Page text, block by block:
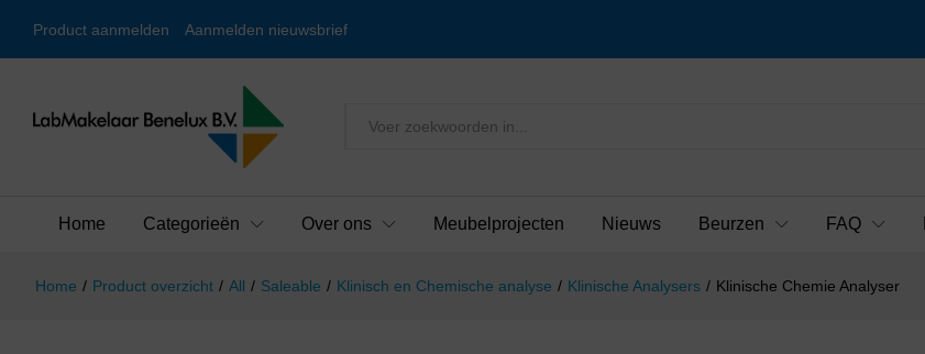
Product aanmelden Aanmelden nieuwsbrief
Alles
Home Categorieën Over ons Meubelprojecten Nieuws Beurzen FAQ
Home / Product overzicht / All / Saleable / Klinisch en Chemische analyse / Klinische Analysers / Klinische Chemie Analyser